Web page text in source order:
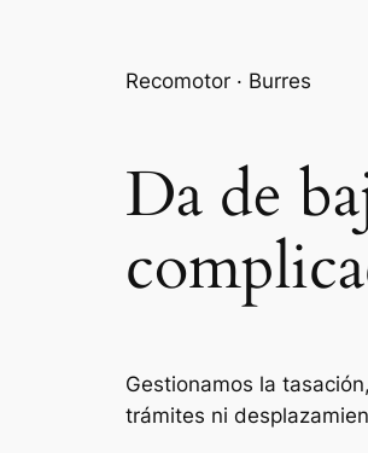
Recomotor · Burres
Da de
Gestionamos la
trámites ni